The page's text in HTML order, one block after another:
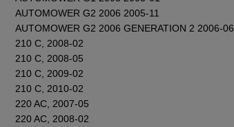
AUTOMOWER G2 2006 2005-11
AUTOMOWER G2 2006 GENERATION 2 2006-06
210 C, 2008-02
210 C, 2008-05
210 C, 2009-02
210 C, 2010-02
220 AC, 2007-05
220 AC, 2008-02